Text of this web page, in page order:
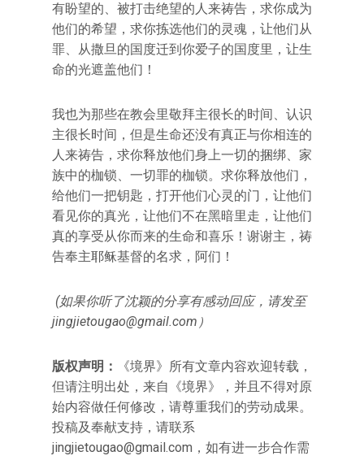
有盼望的、被打击绝望的人来祷告，求你成为
他们的希望，求你拣选他们的灵魂，让他们从
罪、从撒旦的国度迁到你爱子的国度里，让生
命的光遮盖他们！
我也为那些在教会里敬拜主很长的时间、认识
主很长时间，但是生命还没有真正与你相连的
人来祷告，求你释放他们身上一切的捆绑、家
族中的枷锁、一切罪的枷锁。求你释放他们，
给他们一把钥匙，打开他们心灵的门，让他们
看见你的真光，让他们不在黑暗里走，让他们
真的享受从你而来的生命和喜乐！谢谢主，祷
告奉主耶稣基督的名求，阿们！
(如果你听了沈颖的分享有感动回应，请发至
jingjietougao@gmail.com ）
版权声明：
《境界》所有文章内容欢迎转载，
但请注明出处，来自《境界》，并且不得对原
始内容做任何修改，请尊重我们的劳动成果。
投稿及奉献支持，请联系
jingjietougao@gmail.com ，如有进一步合作需